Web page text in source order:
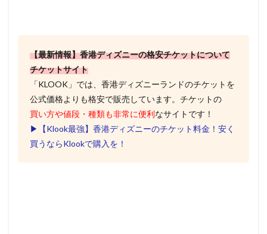
【最新情報】香港ディズニーの格安チケットについて
チケットサイト
「KLOOK」では、香港ディズニーランドのチケットを
公式価格よりも格安で販売しています。チケットの
買い方や値段・種類も非常に便利なサイトです！
▶︎【Klook最強】香港ディズニーのチケット料金！安く
買うならKlookで購入を！